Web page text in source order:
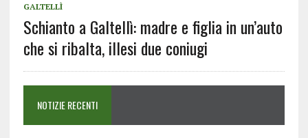
GALTELLÌ
Schianto a Galtellì: madre e figlia in un’auto
che si ribalta, illesi due coniugi
NOTIZIE RECENTI